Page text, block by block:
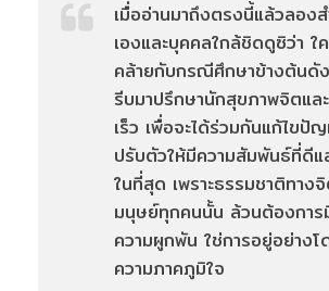
เมื่ออ่านมาถึงตรงนี้แล้วลองส
เองและบุคคลใกล้ชิดดูซิว่า
คล้ายกับกรณีศึกษาข้างต้นดั
รีบมาปรึกษานักสุขภาพจิตแล
เร็ว เพื่อจะได้ร่วมกันแก้ไขปั
ปรับตัวให้มีความสัมพันธ์ที่ดีแ
ในที่สุด เพราะธรรมชาติทาง
มนุษย์ทุกคนนั้น ล้วนต้องการ
ความผูกพัน ใช่การอยู่อย่างโ
ความภาคภูมิใจ